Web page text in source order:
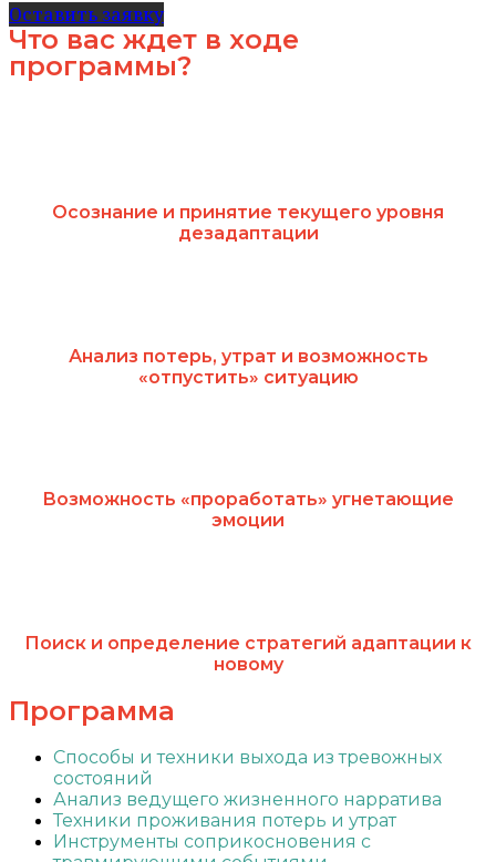
Оставить заявку
Что вас ждет в ходе
программы?​
Осознание и принятие текущего уровня
дезадаптации
Анализ потерь, утрат и возможность
«отпустить» ситуацию
Возможность «проработать» угнетающие
эмоции
Поиск и определение стратегий адаптации к
новому
Программа
Способы и техники выхода из тревожных
состояний
Анализ ведущего жизненного нарратива
Техники проживания потерь и утрат
Инструменты соприкосновения с